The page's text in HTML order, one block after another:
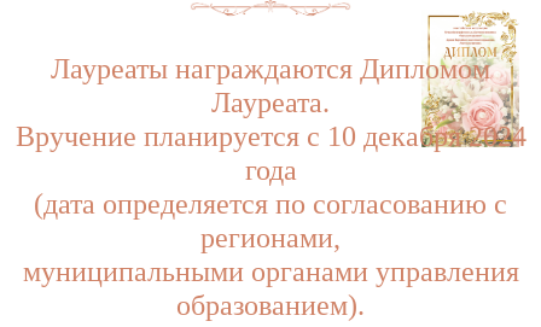
Лауреаты награждаются Дипломом
Лауреата.
Вручение планируется с 10 декабря 2024
года
(дата определяется по согласованию с
регионами,
муниципальными органами управления
образованием).